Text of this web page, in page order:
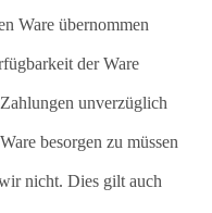
Ware übernommen
der Ware
unverzüglich
besorgen zu müssen
nicht. Dies gilt auch